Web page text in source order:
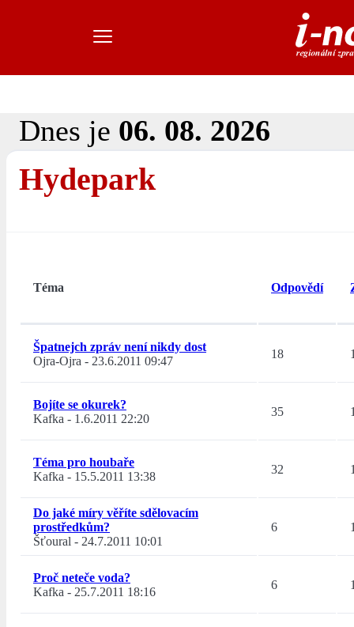
Dnes je 06. 08. 2026
Hydepark
Téma Odpovědí
Špatnejch zpráv není nikdy dost
Ojra-Ojra - 23.6.2011 09:47
18
Bojíte se okurek?
Kafka - 1.6.2011 22:20
35
Téma pro houbaře
Kafka - 15.5.2011 13:38
32
Do jaké míry věříte sdělovacím
prostředkům?
Šťoural - 24.7.2011 10:01
6
Proč neteče voda?
Kafka - 25.7.2011 18:16
6